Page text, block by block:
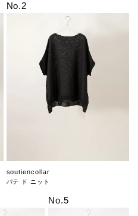
No.2
soutiencollar
パテ ド ニット
No.5